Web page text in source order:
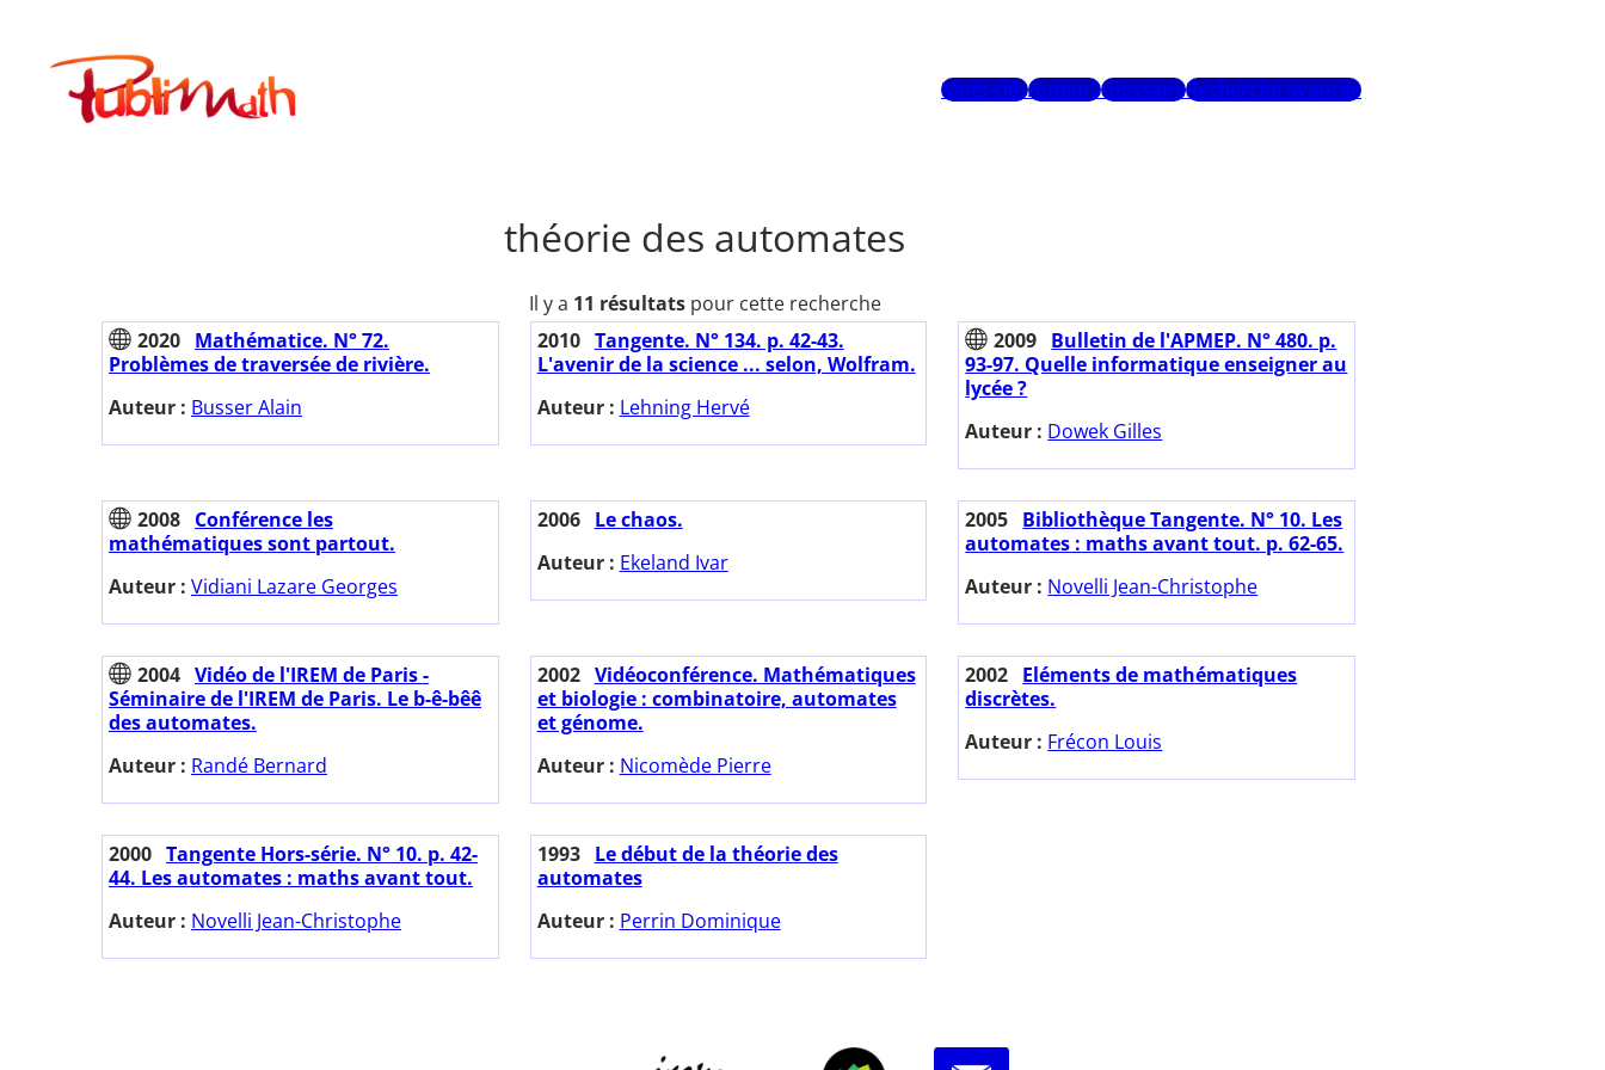
contenuPublimath
Mots-clésAuteursGlossaireRecherche avancée
théorie des automates
Il y a 11 résultatspour cette recherche
2020 Mathématice. N° 72.
Problèmes de traversée de rivière.
Auteur : Busser Alain
2010 Tangente. N° 134. p. 42-43.
L'avenir de la science ... selon, Wolfram.
Auteur : Lehning Hervé
2009 Bulletin de l'APMEP. N° 480. p.
93-97. Quelle informatique enseigner au
lycée ?
Auteur : Dowek Gilles
2008 Conférence les
mathématiques sont partout.
Auteur : Vidiani Lazare Georges
2006
Le chaos.
Auteur : Ekeland Ivar
2005 Bibliothèque Tangente. N° 10. Les
automates : maths avant tout. p. 62-65.
Auteur : Novelli Jean-Christophe
2004 Vidéo de l'IREM de Paris -
Séminaire de l'IREM de Paris. Le b-ê-bêê
des automates.
Auteur : Randé Bernard
2002 Vidéoconférence. Mathématiques
et biologie : combinatoire, automates
et génome.
Auteur : Nicomède Pierre
2002 Eléments de mathématiques
discrètes.
Auteur : Frécon Louis
2000 Tangente Hors-série. N° 10. p. 42-
44. Les automates : maths avant tout.
Auteur : Novelli Jean-Christophe
1993
Le début de la théorie des
automates
Auteur : Perrin Dominique